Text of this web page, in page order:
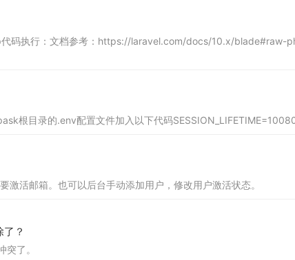
代码执行：文档参考：https://laravel.com/docs/10.x/blade#raw-
根目录的.env配置文件加入以下代码
活邮箱。也可以后台手动添加用户，修改用户激活状态。
？
了。